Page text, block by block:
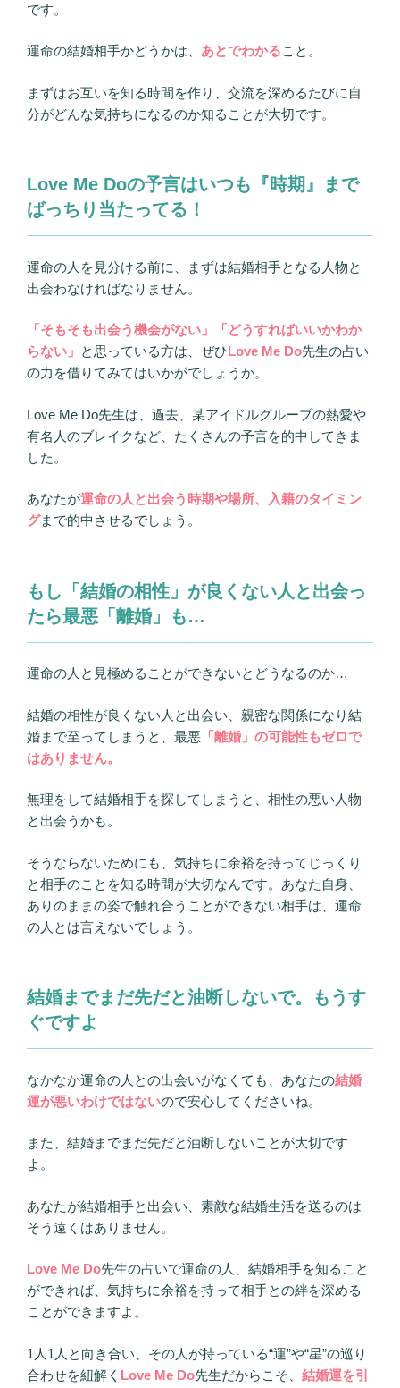
です。
運命の結婚相手かどうかは、 あとでわかること。
まずはお互いを知る時間を作り、交流を深めるたびに自
分がどんな気持ちになるのか知ることが大切です。
Love Me Doの予言はいつも『時期』まで
ばっちり当たってる！
運命の人を見分ける前に、まずは結婚相手となる人物と
出会わなければなりません。
「そもそも出会う機会がない」「どうすればいいかわか
らない」 と思っている方は、ぜひLove Me Do先生の占い
の力を借りてみてはいかがでしょうか。
Love Me Do先生は、過去、某アイドルグループの熱愛や
有名人のブレイクなど、たくさんの予言を的中してきま
した。
あなたが運命の人と出会う時期や場所、入籍のタイミン
グまで的中させるでしょう。
もし「結婚の相性」が良くない人と出会っ
たら最悪「離婚」も…
運命の人と見極めることができないとどうなるのか…
結婚の相性が良くない人と出会い、親密な関係になり結
婚まで至ってしまうと、最悪 「離婚」の可能性もゼロで
はありません。
無理をして結婚相手を探してしまうと、相性の悪い人物
と出会うかも。
そうならないためにも、気持ちに余裕を持ってじっくり
と相手のことを知る時間が大切なんです。あなた自身、
ありのままの姿で触れ合うことができない相手は、運命
の人とは言えないでしょう。
結婚までまだ先だと油断しないで。もうす
ぐですよ
なかなか運命の人との出会いがなくても、あなたの結婚
運が悪いわけではないので安心してくださいね。
また、結婚までまだ先だと油断しないことが大切です
よ。
あなたが結婚相手と出会い、素敵な結婚生活を送るのは
そう遠くはありません。
Love Me Do先生の占いで運命の人、結婚相手を知ること
ができれば、気持ちに余裕を持って相手との絆を深める
ことができますよ。
1人1人と向き合い、その人が持っている“運”や“星”の巡り
合わせを紐解く Love Me Do先生だからこそ、 結婚運を引